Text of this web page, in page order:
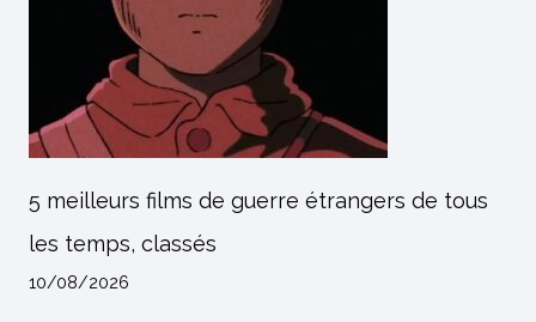
5 meilleurs films de guerre étrangers de tous
les temps, classés
10/08/2026